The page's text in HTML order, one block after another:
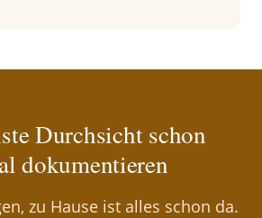
Durchsicht schon
dokumentieren
zu Hause ist alles schon da.